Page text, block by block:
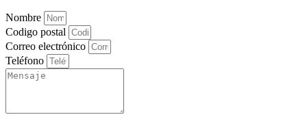
Nombre
Codigo postal
Correo electrónico
Teléfono